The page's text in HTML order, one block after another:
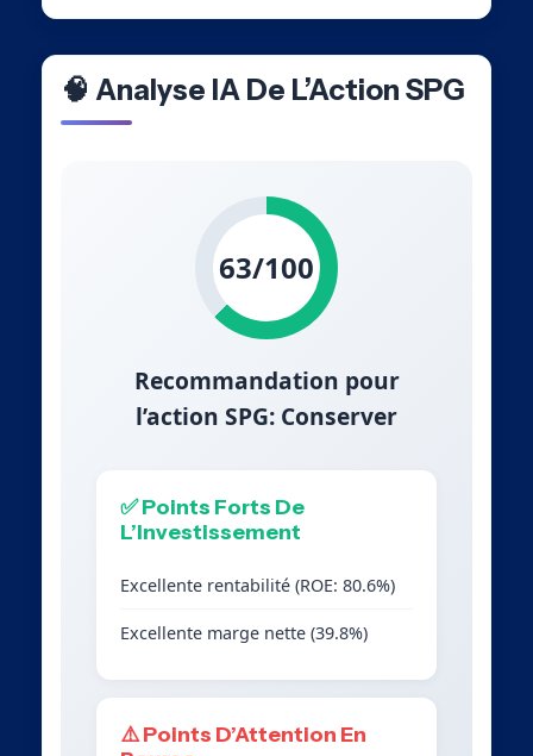
🧠 Analyse IA De L’Action SPG
63/100
Recommandation pour
l’action SPG: Conserver
✅ Points Forts De
L’Investissement
Excellente rentabilité (ROE: 80.6%)
Excellente marge nette (39.8%)
⚠️ Points D’Attention En